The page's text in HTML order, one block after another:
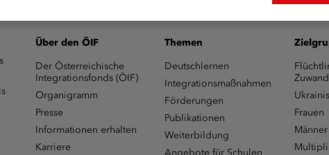
Über den ÖIF
Der Österreichische
Integrationsfonds (ÖIF)
Organigramm
Presse
Informationen erhalten
Karriere
Themen
Deutschlernen
Integrationsmaßnahmen
Förderungen
Publikationen
Weiterbildung
Angebote für Schulen
Frauen
Männer